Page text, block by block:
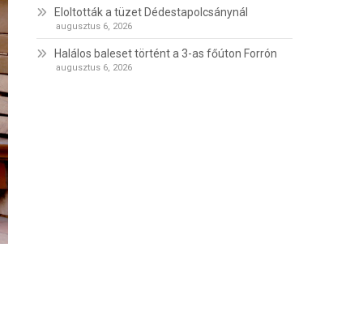
Eloltották a tüzet Dédestapolcsánynál
augusztus 6, 2026
Halálos baleset történt a 3-as főúton Forrón
augusztus 6, 2026